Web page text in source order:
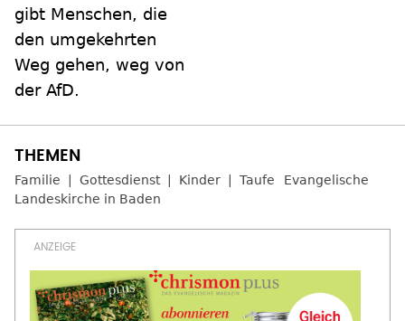
gibt Menschen, die
den umgekehrten
Weg gehen, weg von
der AfD.
Familie Gottesdienst Kinder Taufe
Evangelische
Landeskirche in Baden